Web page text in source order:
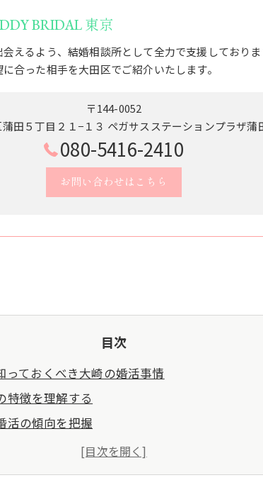
BRIDAL 東京
えるよう、結婚相談所として全力で支援しており
合った相手を大田区でご紹介いたします。
〒144-0052
田５丁目２１−１３ ペガサスステーションプラザ蒲
080-5416-2410
お問い合わせはこちら
目次
っておくべき大崎の婚活事情
特徴を理解する
活の傾向を把握
婚相談所の最新情報
位置付けを確認する